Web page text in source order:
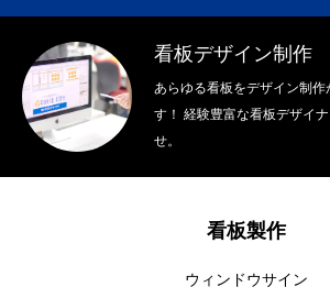
看板の種類をまとめて解説！
良くあるご質問
看板デザイン制作
あらゆる看板をデザイン制作
す！ 経験豊富な看板デザイ
せ。
看板製作
ウィンドウサイン